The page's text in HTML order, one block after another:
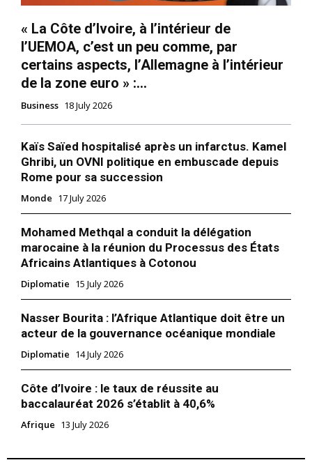
« La Côte d’Ivoire, à l’intérieur de
l’UEMOA, c’est un peu comme, par
certains aspects, l’Allemagne à l’intérieur
de la zone euro » :...
Business 18 July 2026
Kaïs Saïed hospitalisé après un infarctus. Kamel
Ghribi, un OVNI politique en embuscade depuis
Rome pour sa succession
Monde 17 July 2026
Mohamed Methqal a conduit la délégation
marocaine à la réunion du Processus des États
Africains Atlantiques à Cotonou
Diplomatie 15 July 2026
Nasser Bourita : l’Afrique Atlantique doit être un
acteur de la gouvernance océanique mondiale
Diplomatie 14 July 2026
Côte d’Ivoire : le taux de réussite au
baccalauréat 2026 s’établit à 40,6%
Afrique 13 July 2026